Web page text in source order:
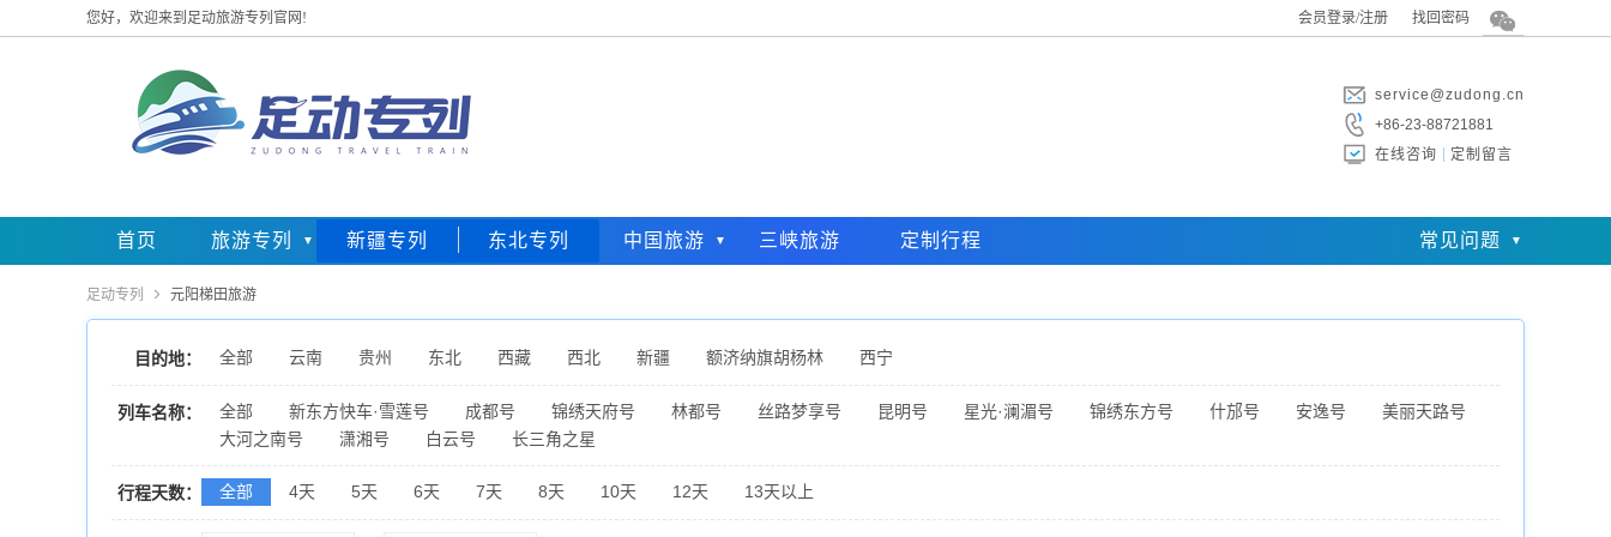
您好，欢迎来到足动旅游专列官网! 会员登录/注册 找回密码
service@zudong.cn
+86-23-88721881
在线咨询
定制留言
首页 旅游专列 新疆专列 东北专列 中国旅游 三峡旅游 定制行程 常见问题
足动专列  元阳梯田旅游
目的地： 全部 云南 贵州 东北 西藏 西北 新疆 额济纳旗胡杨林 西宁
列车名称： 全部 新东方快车·雪莲号 成都号 锦绣天府号 林都号 丝路梦享号 昆明号 星光·澜湄号 锦绣东方号 什邡号 安逸号
美丽天路号
大河之南号
潇湘号 白云号 长三角之星
行程天数： 全部 4天 5天 6天 7天 8天 10天 12天 13天以上